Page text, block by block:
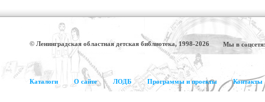
© Ленинградская областная детская библиотека, 1998-2026 Мы в
Каталоги О сайте ЛОДБ Программы и проекты Контакты